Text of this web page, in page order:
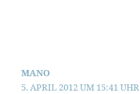
MANO
5. APRIL 2012 UM 15:41 UHR